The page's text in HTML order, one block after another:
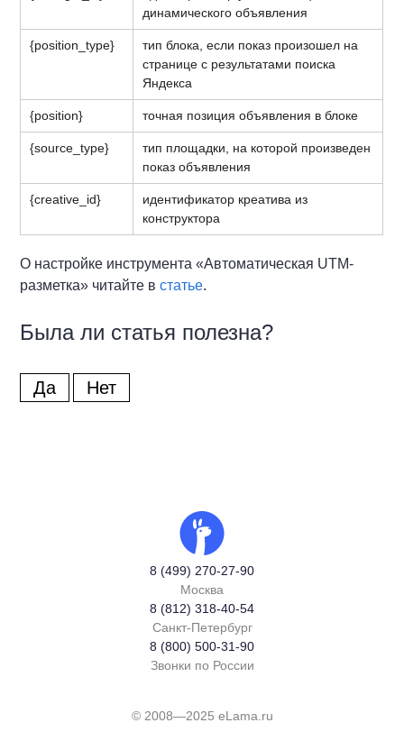
динамического объявления
{position_type}
тип блока, если показ произошел на
странице с результатами поиска
Яндекса
{position} точная позиция объявления в блоке
{source_type}
тип площадки, на которой произведен
показ объявления
{creative_id}
идентификатор креатива из
конструктора
О настройке инструмента «Автоматическая UTM-
разметка» читайте встатье.
Была ли статья полезна?
Да Нет
8 (499) 270-27-90
Москва
8 (812) 318-40-54
Санкт-Петербург
8 (800) 500-31-90
Звонки по России
© 2008—2025 eLama.ru